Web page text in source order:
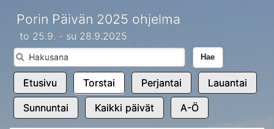
Porin Päivän 2025 ohjelma
to 25.9. - su 28.9.2025
Hae
Etusivu Torstai Perjantai Lauantai
Sunnuntai Kaikki päivät A-Ö